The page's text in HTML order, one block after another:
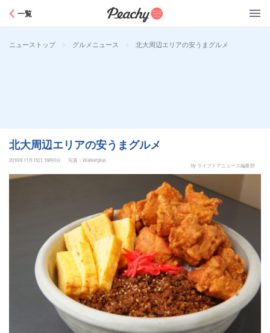
一覧
ニューストップ > グルメニュース > 北大周辺エリアの安うまグルメ
北大周辺エリアの安うまグルメ
2016年11月15日 16時0分
写真：Walkerplus
by ライブドアニュース編集部